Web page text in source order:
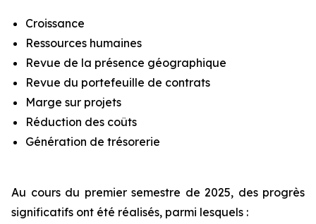
Croissance
Ressources humaines
Revue de la présence géographique
Revue du portefeuille de contrats
Marge sur projets
Réduction des coûts
Génération de trésorerie
Au cours du premier semestre de 2025, des progrès
significatifs ont été réalisés, parmi lesquels :